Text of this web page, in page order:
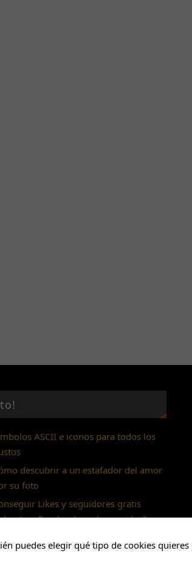
ASCII e iconos para todos los
descubrir a un estafador del amor
su foto
Likes y seguidores gratis
en Facebook ¿es buena idea?
puedes elegir qué tipo de cookies quieres
cómo se usa
nuestra web
durante tu
visita. Si
cookies,